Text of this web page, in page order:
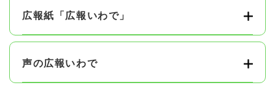
広報紙「広報いわで」
声の広報いわで